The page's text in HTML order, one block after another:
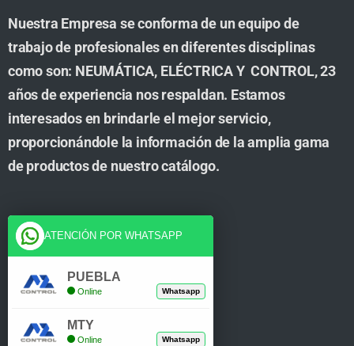
Nuestra Empresa se conforma de un equipo de
trabajo de profesionales en diferentes disciplinas
como son: NEUMÁTICA, ELÉCTRICA Y CONTROL, 23
años de experiencia nos respaldan. Estamos
interesados en brindarle el mejor servicio,
proporcionándole la información de la amplia gama
de productos de nuestro catálogo.
Cuenta
Tienda
Mi Cuenta
ATENCIÓN POR WHATSAPP
PUEBLA
Online Whatsapp
MTY
Online Whatsapp